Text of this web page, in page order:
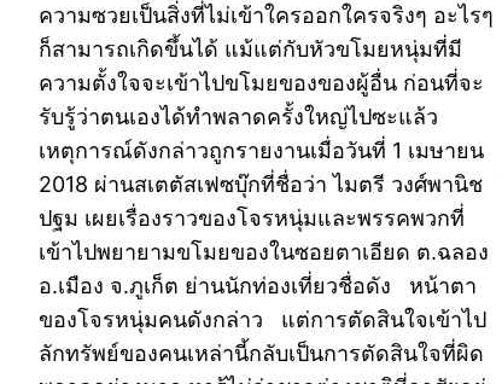
ความซวยเป็นสิ่งที่ไม่เข้าใครออกใครจริงๆ อะไรๆ
ก็สามารถเกิดขึ้นได้ แม้แต่กับหัวขโมยหนุ่มที่มี
ความตั้งใจจะเข้าไปขโมยของของผู้อื่น ก่อนที่จะ
รับรู้ว่าตนเองได้ทำพลาดครั้งใหญ่ไปซะแล้ว
เหตุการณ์ดังกล่าวถูกรายงานเมื่อวันที่ 1 เมษายน
2018 ผ่านสเตตัสเฟซบุ๊กที่ชื่อว่า ไมตรี วงศ์พานิช
ปฐม เผยเรื่องราวของโจรหนุ่มและพรรคพวกที่
เข้าไปพยายามขโมยของในซอยตาเอียด ต.ฉลอง
อ.เมือง จ.ภูเก็ต ย่านนักท่องเที่ยวชื่อดัง หน้าตา
ของโจรหนุ่มคนดังกล่าว แต่การตัดสินใจเข้าไป
ลักทรัพย์ของคนเหล่านี้กลับเป็นการตัดสินใจที่ผิด